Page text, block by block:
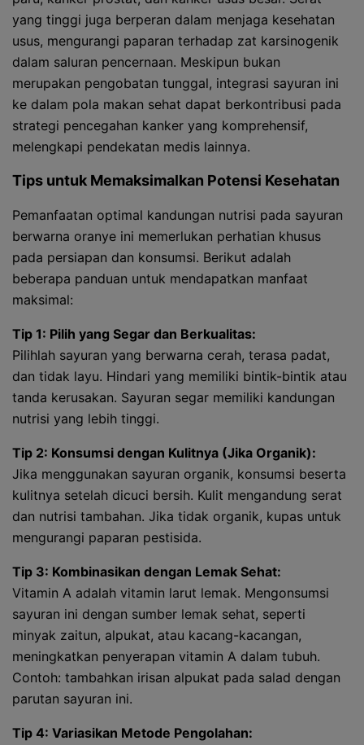
yang tinggi juga berperan dalam menjaga kesehatan
usus, mengurangi paparan terhadap zat karsinogenik
dalam saluran pencernaan. Meskipun bukan
merupakan pengobatan tunggal, integrasi sayuran ini
ke dalam pola makan sehat dapat berkontribusi pada
strategi pencegahan kanker yang komprehensif,
melengkapi pendekatan medis lainnya.
Tips untuk Memaksimalkan Potensi Kesehatan
Pemanfaatan optimal kandungan nutrisi pada sayuran
berwarna oranye ini memerlukan perhatian khusus
pada persiapan dan konsumsi. Berikut adalah
beberapa panduan untuk mendapatkan manfaat
maksimal:
Tip 1: Pilih yang Segar dan Berkualitas:
Pilihlah sayuran yang berwarna cerah, terasa padat,
dan tidak layu. Hindari yang memiliki bintik-bintik atau
tanda kerusakan. Sayuran segar memiliki kandungan
nutrisi yang lebih tinggi.
Tip 2: Konsumsi dengan Kulitnya (Jika Organik):
Jika menggunakan sayuran organik, konsumsi beserta
kulitnya setelah dicuci bersih. Kulit mengandung serat
dan nutrisi tambahan. Jika tidak organik, kupas untuk
mengurangi paparan pestisida.
Tip 3: Kombinasikan dengan Lemak Sehat:
Vitamin A adalah vitamin larut lemak. Mengonsumsi
sayuran ini dengan sumber lemak sehat, seperti
minyak zaitun, alpukat, atau kacang-kacangan,
meningkatkan penyerapan vitamin A dalam tubuh.
Contoh: tambahkan irisan alpukat pada salad dengan
parutan sayuran ini.
Tip 4: Variasikan Metode Pengolahan: